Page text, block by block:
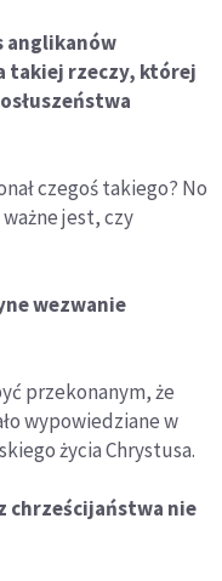
anglikanów
takiej rzeczy, której
czegoś takiego? No
ważne jest, czy
wezwanie
przekonanym, że
wypowiedziane w
życia Chrystusa.
chrześcijaństwa nie